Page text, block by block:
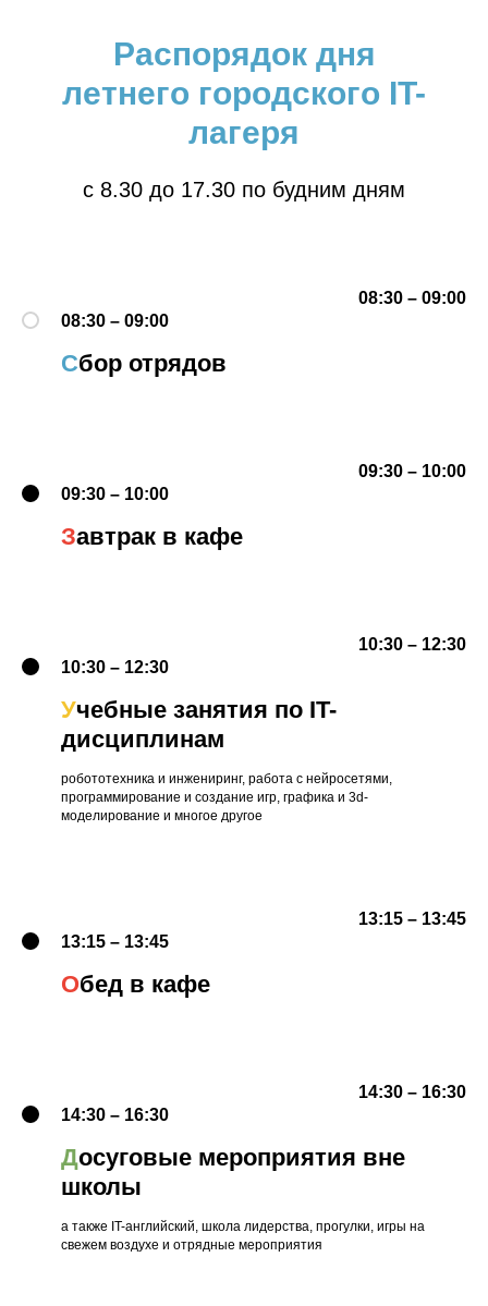
Распорядок дня
летнего городского IT-
лагеря
с 8.30 до 17.30 по будним дням
08:30 – 09:00
08:30 – 09:00
Сбор отрядов
09:30 – 10:00
09:30 – 10:00
Завтрак в кафе
10:30 – 12:30
10:30 – 12:30
Учебные занятия по IT-
дисциплинам
робототехника и инжениринг, работа с нейросетями,
программирование и создание игр, графика и 3d-
моделирование и многое другое
13:15 – 13:45
13:15 – 13:45
Обед в кафе
14:30 – 16:30
14:30 – 16:30
Досуговые мероприятия вне
школы
а также IT-английский, школа лидерства, прогулки, игры на
свежем воздухе и отрядные мероприятия